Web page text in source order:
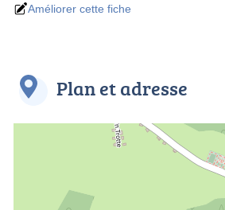
Améliorer cette fiche
Plan et adresse